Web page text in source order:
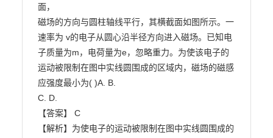
面，
磁场的方向与圆柱轴线平行，其横截面如图所示。一
速率为 v的电子从圆心沿半径方向进入磁场。已知电
子质量为m，电荷量为e，忽略重力。为使该电子的
运动被限制在图中实线圆围成的区域内，磁场的磁感
应强度最小为( )A. B.
C. D.
【答案】 C
【解析】为使电子的运动被限制在图中实线圆围成的